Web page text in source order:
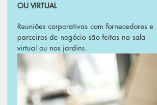
OU VIRTUAL
Reuniões corporativas com fornecedores e
parceiros de negócio são feitas na sala
virtual ou nos jardins.